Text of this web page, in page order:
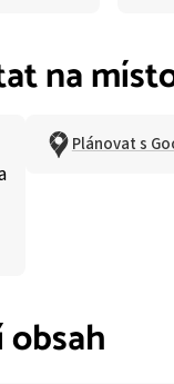
na
Plánovat s